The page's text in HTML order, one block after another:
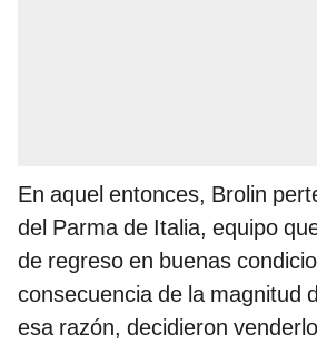
En aquel entonces, Brolin
del Parma de Italia, equipo
de regreso en buenas
consecuencia de la magnitud
esa razón, decidieron